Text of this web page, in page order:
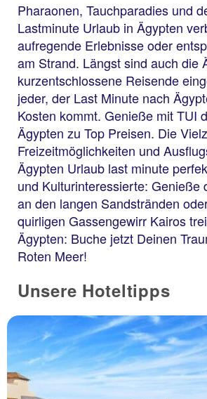
Pharaonen, Tauchparadies und
Lastminute Urlaub in Ägypten
aufregende Erlebnisse oder
am Strand. Längst sind auch die
kurzentschlossene Reisende
jeder, der Last Minute nach
Kosten kommt. Genieße mit TUI
Ägypten zu Top Preisen. Die
Freizeitmöglichkeiten und
Ägypten Urlaub last minute
und Kulturinteressierte: Genieße
an den langen Sandstränden
quirligen Gassengewirr Kairos
Ägypten: Buche jetzt Deinen
Roten Meer!
Unsere Hoteltipps